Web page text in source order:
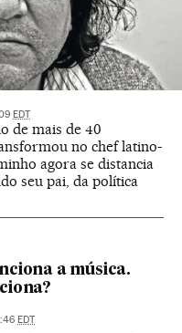
EDT
de mais de 40
no chef latino-
agora se distancia
seu pai, da política
a música.
EDT